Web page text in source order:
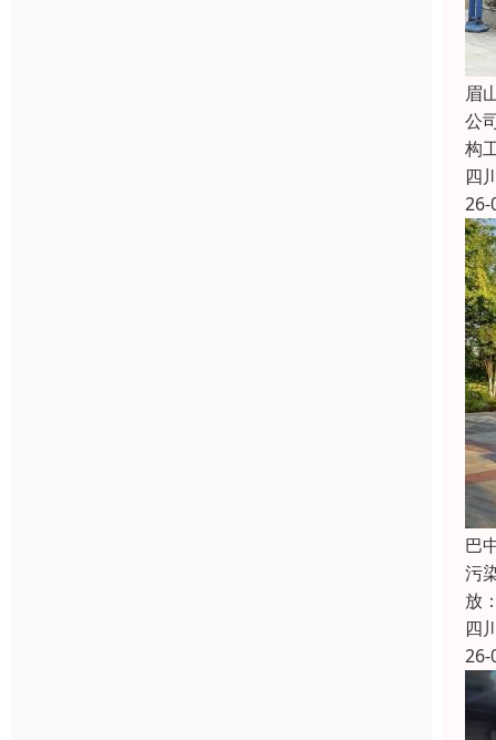
眉
公
构
四
26-
巴
污
放
四
26-